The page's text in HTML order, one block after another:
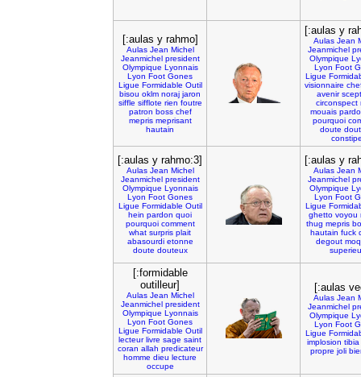
[:aulas y rahmo]
Aulas Jean Michel
Jeanmichel president
Olympique Lyonnais
Lyon Foot Gones
Ligue Formidable Outil
bisou oklm noraj jaron
siffle sifflote rien foutre
patron boss chef
mepris meprisant
hautain
[:aulas y
Aulas Jean
Jeanmichel
Olympique
Lyon Foot
Ligue
visionnaire
avenir
circonspect
mouais
pourquoi
doute
[:aulas y rahmo:3]
Aulas Jean Michel
Jeanmichel president
Olympique Lyonnais
Lyon Foot Gones
Ligue Formidable Outil
hein pardon quoi
pourquoi comment
what surpris plait
abasourdi etonne
doute douteux
[:aulas y
Aulas Jean
Jeanmichel
Olympique
Lyon Foot
Ligue
ghetto voyou
thug mepris
hautain fuck
degout
[:formidable
outilleur]
Aulas Jean Michel
Jeanmichel president
Olympique Lyonnais
Lyon Foot Gones
Ligue Formidable Outil
lecteur livre sage saint
coran allah predicateur
homme dieu lecture
occupe
[:aulas
Aulas Jean
Jeanmichel
Olympique
Lyon Foot
Ligue
implosion tibia
propre joli